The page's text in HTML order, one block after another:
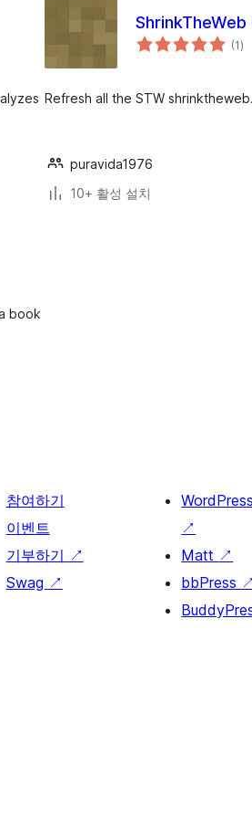
(1전
체)
Refresh all the STW
puravida1976
10+ 활성 설치
book
참여하기
이벤트
기부하기 ↗
Swag ↗
↗
Matt ↗
bbPress ↗